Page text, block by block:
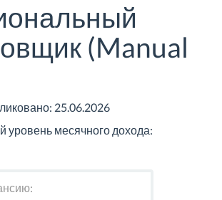
(Manual
25.06.2026
уровень месячного дохода: